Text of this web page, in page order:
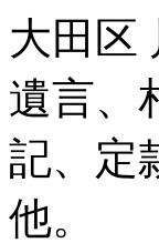
大田区
遺言、
記、定
他。